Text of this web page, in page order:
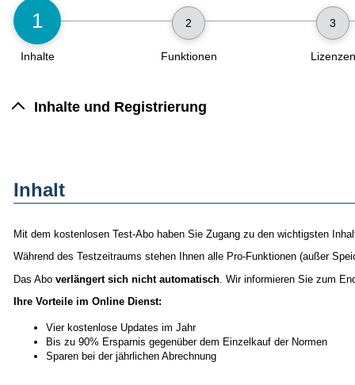
1
Inhalte
2
Funktionen
3
Lizenzen
Inhalte und Registrierung
Inhalt
Mit dem kostenlosen Test-Abo haben Sie Zugang zu den wichtigsten
Während des Testzeitraums stehen Ihnen alle Pro-Funktionen (außer
Das Abo verlängert sich nicht automatisch . Wir informieren Sie zum
Ihre Vorteile im Online Dienst:
Vier kostenlose Updates im Jahr
Bis zu 90% Ersparnis gegenüber dem Einzelkauf der Normen
Sparen bei der jährlichen Abrechnung